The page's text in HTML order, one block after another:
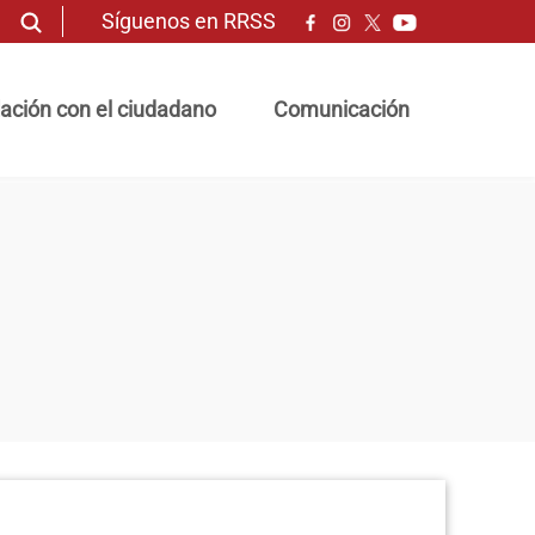
Síguenos en RRSS
con el ciudadano Comunicación